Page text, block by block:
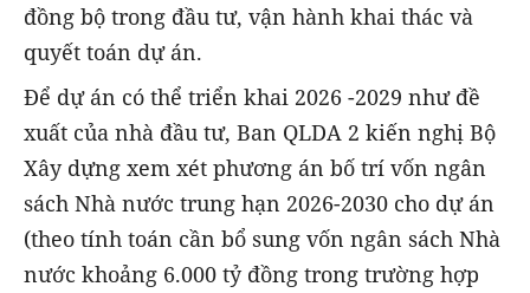
đồng bộ trong đầu tư, vận hành khai thác và
quyết toán dự án.
Để dự án có thể triển khai 2026 -2029 như đề
xuất của nhà đầu tư, Ban QLDA 2 kiến nghị Bộ
Xây dựng xem xét phương án bố trí vốn ngân
sách Nhà nước trung hạn 2026-2030 cho dự án
(theo tính toán cần bổ sung vốn ngân sách Nhà
nước khoảng 6.000 tỷ đồng trong trường hợp